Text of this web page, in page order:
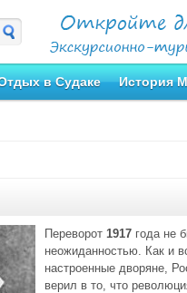
в Судаке История
Переворот 1917 года не
неожиданностью. Как и
настроенные дворяне,
верил в то, что